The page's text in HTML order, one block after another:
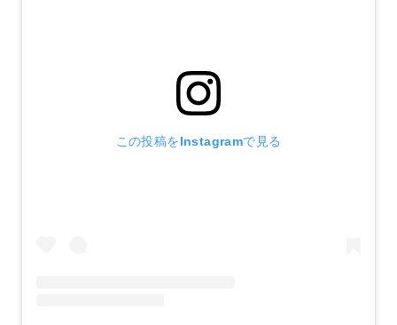
この投稿をInstagramで見る